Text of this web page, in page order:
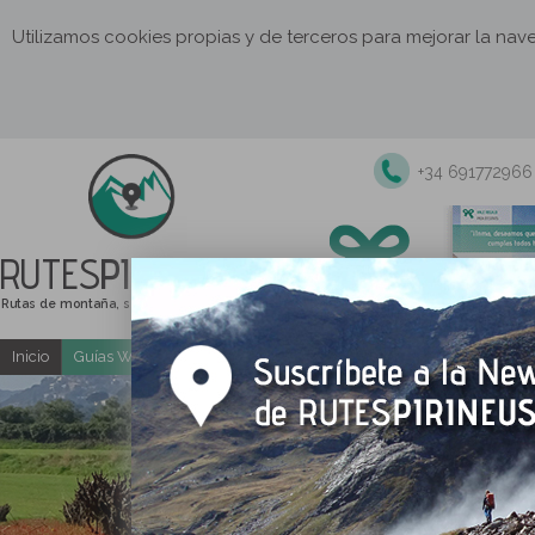
Utilizamos cookies propias y de terceros para mejorar la
RUTESPIRINEUS
Rutas de montaña, senderismo y excursiones
+34 691772966
Inicio Guías Web y PDF gratuitas Excursiones y actividades